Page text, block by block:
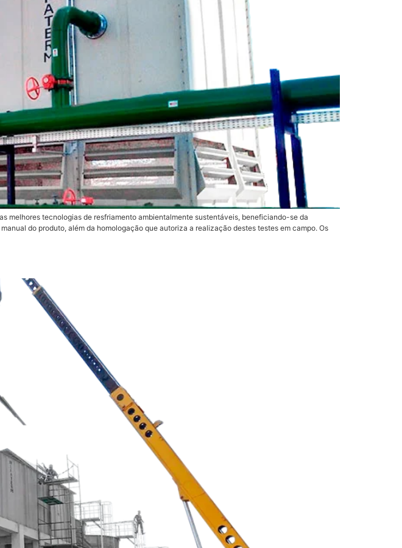
melhores tecnologias de resfriamento ambientalmente sustentáveis, beneficiando-se da
do produto, além da homologação que autoriza a realização destes testes em campo. Os